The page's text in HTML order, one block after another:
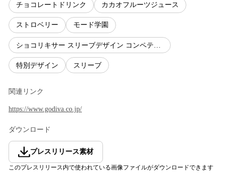
チョコレートドリンク カカオフルーツジュース
ストロベリー モード学園
特別デザイン スリーブ
関連リンク
https://www.godiva.co.jp/
ダウンロード
プレスリリース素材
このプレスリリース内で使われている画像ファイルがダウンロードできます